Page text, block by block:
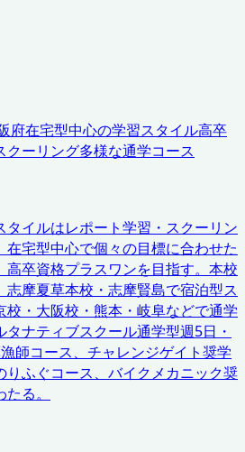
府在宅型中心の学習スタイル高卒
クーリング多様な通学コース
イルはレポート学習・スクーリン
在宅型中心で個々の目標に合わせた
高卒資格プラスワンを目指す。本校
志摩夏草本校・志摩賢島で宿泊型ス
校・大阪校・熊本・岐阜などで通学
ナティブスクール通学型週5日・
師コース、チャレンジゲイト奨学
りふぐコース、バイクメカニック奨
る。